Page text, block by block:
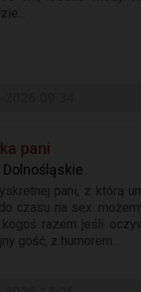
pani
Dolnośląskie
pani, z którą
czasu na sex.
razem jeśli
gość, z humorem...